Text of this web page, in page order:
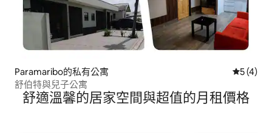
Paramaribo的私有公寓 從 4 則評
5 (4)
舒伯特與兒子公寓
舒適溫馨的居家空間與超值的月租價格